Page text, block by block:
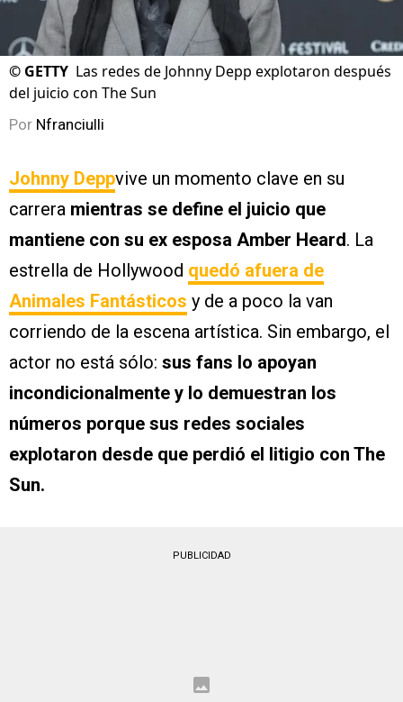
© GETTY Las redes de Johnny Depp explotaron después
del juicio con The Sun
Por Nfranciulli
Johnny Deppvive un momento clave en su
carrera mientras se define el juicio que
mantiene con su ex esposa Amber Heard. La
estrella de Hollywood quedó afuera de
Animales Fantásticos y de a poco la van
corriendo de la escena artística. Sin embargo, el
actor no está sólo: sus fans lo apoyan
incondicionalmente y lo demuestran los
números porque sus redes sociales
explotaron desde que perdió el litigio con The
Sun.
PUBLICIDAD